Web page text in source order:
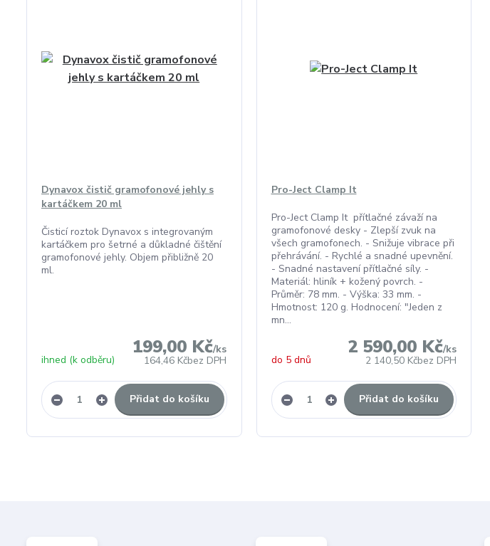
Dynavox čistič gramofonové jehly s
kartáčkem 20 ml
Čisticí roztok Dynavox s integrovaným
kartáčkem pro šetrné a důkladné čištění
gramofonové jehly. Objem přibližně 20
ml.
199,00 Kč/ks
164,46 Kčbez DPH
ihned (k odběru)
Přidat do košíku
Pro-Ject Clamp It
Pro-Ject Clamp It přítlačné závaží na
gramofonové desky - Zlepší zvuk na
všech gramofonech. - Snižuje vibrace při
přehrávání. - Rychlé a snadné upevnění.
- Snadné nastavení přítlačné síly. -
Materiál: hliník + kožený povrch. -
Průměr: 78 mm. - Výška: 33 mm. -
Hmotnost: 120 g. Hodnocení: "Jeden z
mn...
2 590,00 Kč/ks
2 140,50 Kčbez DPH
do 5 dnů
Přidat do košíku